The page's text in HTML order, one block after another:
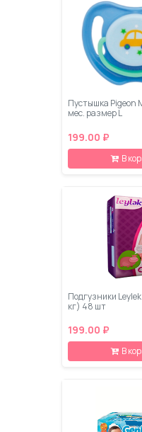
Пустышка Pigeon
мес. размер L
199.00 ₽
В
Подгузники
кг) 48 шт
199.00 ₽
В